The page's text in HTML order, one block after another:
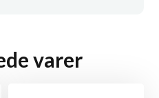
varer